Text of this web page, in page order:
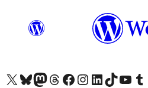
Visit our X (formerly Twitter) account
हमारे बलुस्की खाते पर जाएँVisit our Mastodon account
हमारे थ्रेड्स अकाउंट पर जाएंहमारे फेसबुक पेज पर जाएँहमारे इंस्टाग्राम अकाउंट पर जाएंहमारे लिंक्डइन खाते पर जाएँहमारे टिकटॉक खाते पर जाएँहमारे यूट्यूब चैनल पर जाएंहमारे Tumblr खाते पर जाएँ